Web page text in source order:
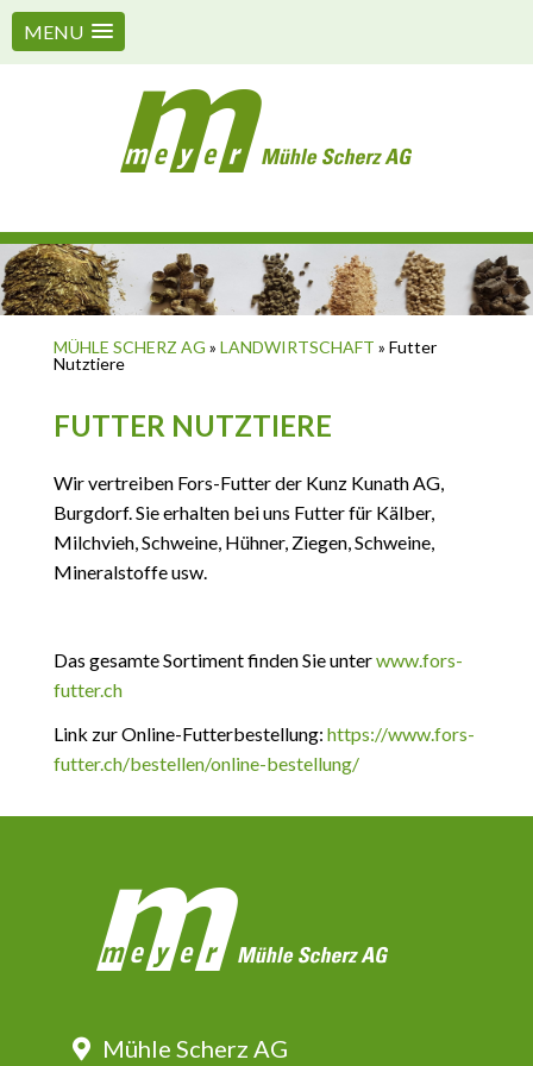
MENU
MÜHLE SCHERZ AG » LANDWIRTSCHAFT » Futter
Nutztiere
FUTTER NUTZTIERE
Wir vertreiben Fors-Futter der Kunz Kunath AG,
Burgdorf. Sie erhalten bei uns Futter für Kälber,
Milchvieh, Schweine, Hühner, Ziegen, Schweine,
Mineralstoffe usw.
Das gesamte Sortiment finden Sie unterwww.fors-
futter.ch
Link zur Online-Futterbestellung: https://www.fors-
futter.ch/bestellen/online-bestellung/
Mühle Scherz AG